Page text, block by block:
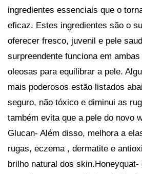
ingredientes essenciais que o
eficaz. Estes ingredientes são o
oferecer fresco, juvenil e pele
surpreendente funciona em
oleosas para equilibrar a pele.
mais poderosos estão listados
seguro, não tóxico e diminui as
também evita que a pele do novo
Glucan- Além disso, melhora a
rugas, eczema , dermatite e
brilho natural dos